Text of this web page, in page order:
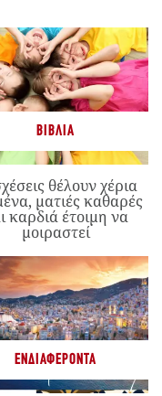
ΒΙΒΛΊΑ
θέλουν χέρια
ματιές καθαρές
καρδιά έτοιμη να
μοιραστεί
ΕΝΔΙΑΦΈΡΟΝΤΑ